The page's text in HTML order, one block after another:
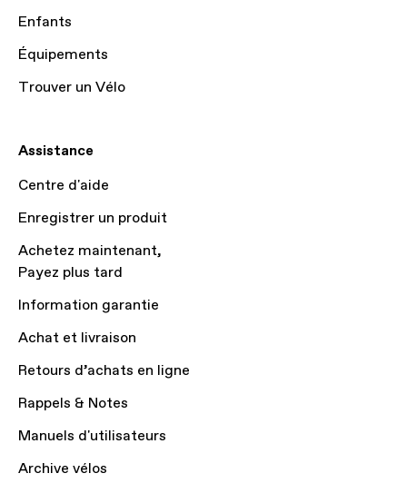
Enfants
Équipements
Trouver un Vélo
Assistance
Centre d'aide
Enregistrer un produit
Achetez maintenant,
Payez plus tard
Information garantie
Achat et livraison
Retours d’achats en ligne
Rappels & Notes
Manuels d'utilisateurs
Archive vélos